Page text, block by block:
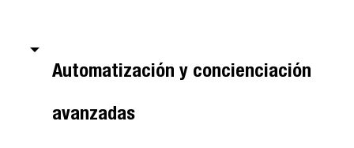
Automatización y concienciación
avanzadas